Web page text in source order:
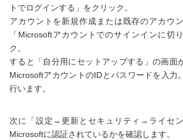
トでログインする」をクリック。
アカウントを新規作成または既存のアカウ
「Microsoftアカウントでのサインインに切
ク。
すると「自分用にセットアップする」の画面
MicrosoftアカウントのIDとパスワードを入力
行います。
次に「設定→更新とセキュリティ→ライセン
Microsoftに認証されているかを確認します。